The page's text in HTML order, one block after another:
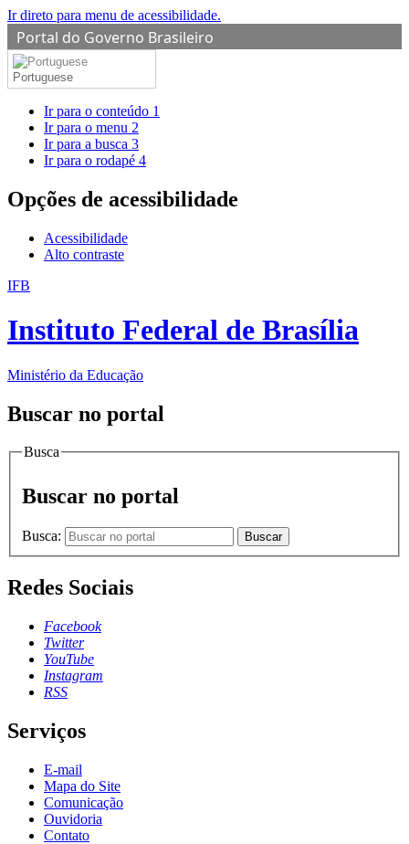
Ir direto para menu de acessibilidade.
Portal do Governo Brasileiro
Portuguese
Ir para o conteúdo 1
Ir para o menu 2
Ir para a busca 3
Ir para o rodapé 4
Opções de acessibilidade
Acessibilidade
Alto contraste
IFB
Instituto Federal de Brasília
Ministério da Educação
Buscar no portal
Busca
Buscar no portal
Busca: Buscar
Redes Sociais
Facebook
Twitter
YouTube
Instagram
RSS
Serviços
E-mail
Mapa do Site
Comunicação
Ouvidoria
Contato